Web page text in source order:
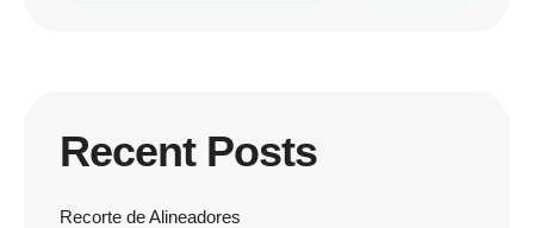
Recent Posts
Recorte de Alineadores